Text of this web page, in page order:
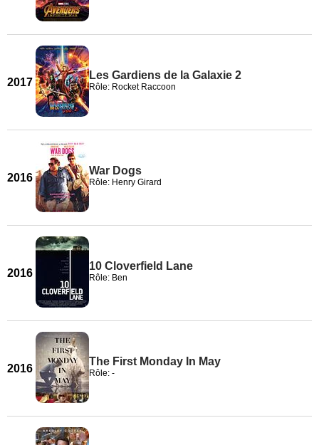
2017
Les Gardiens de la Galaxie 2
Rôle: Rocket Raccoon
2016
War Dogs
Rôle: Henry Girard
2016
10 Cloverfield Lane
Rôle: Ben
2016
The First Monday In May
Rôle: -